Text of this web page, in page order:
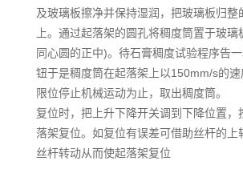
及玻璃板擦净并保持湿润，把玻璃板归整
上。通过起落架的圆孔将稠度筒置于玻
同心圆的正中)。待石膏稠度试验程序告
钮于是稠度筒在起落架上以150mm/s的
限位停止机械运动为止，取出稠度筒。
复位时，把上升下降开关调到下降位置，
落架复位。如复位有误差可借助丝杆的上
丝杆转动从而使起落架复位